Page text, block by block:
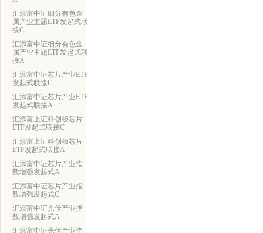
汇添富中证细分有色金
属产业主题ETF发起式联
接C
汇添富中证细分有色金
属产业主题ETF发起式联
接A
汇添富中证芯片产业ETF
发起式联接C
汇添富中证芯片产业ETF
发起式联接A
汇添富上证科创板芯片
ETF发起式联接C
汇添富上证科创板芯片
ETF发起式联接A
汇添富中证芯片产业指
数增强发起式A
汇添富中证芯片产业指
数增强发起式C
汇添富中证光伏产业指
数增强发起式A
汇添富中证光伏产业指